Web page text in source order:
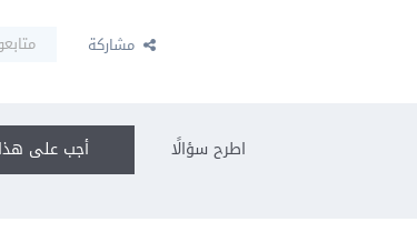
مشاركة
أجب على اطرح سؤالًا